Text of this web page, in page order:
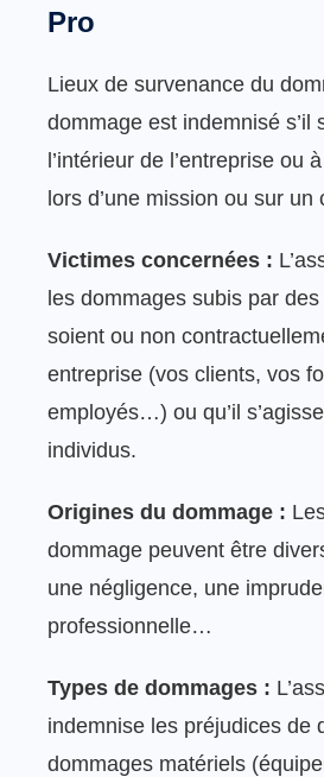
Pro
Lieux de survenance du
dommage est indemnisé s’il
l’intérieur de l’entreprise ou
lors d’une mission ou sur un
Victimes concernées :
les dommages subis par des
soient ou non
entreprise (vos clients, vos
employés…) ou qu’il
individus.
Origines du dommage :
dommage peuvent être
une négligence, une
professionnelle…
Types de dommages :
indemnise les préjudices de
dommages matériels